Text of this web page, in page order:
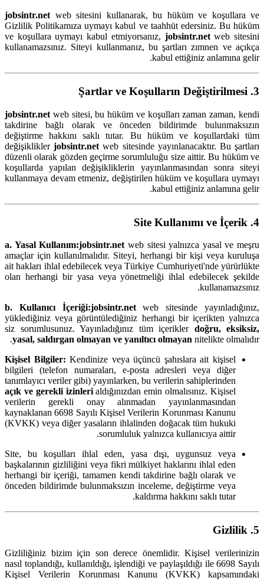
jobsintr.netweb sitesini kullanarak, bu hüküm ve koşullara ve
Gizlilik Politikamıza uymayı kabul ve taahhüt edersiniz. Bu hüküm
ve koşullara uymayı kabul etmiyorsanız, jobsintr.netweb sitesini
kullanamazsınız. Siteyi kullanmanız, bu şartları zımnen ve açıkça
kabul ettiğiniz anlamına gelir.
3. Şartlar ve Koşulların Değiştirilmesi
jobsintr.net web sitesi, bu hüküm ve koşulları zaman zaman, kendi
takdirine bağlı olarak ve önceden bildirimde bulunmaksızın
değiştirme hakkını saklı tutar. Bu hüküm ve koşullardaki tüm
değişikliklerjobsintr.net web sitesinde yayınlanacaktır. Bu şartları
düzenli olarak gözden geçirme sorumluluğu size aittir. Bu hüküm ve
koşullarda yapılan değişikliklerin yayınlanmasından sonra siteyi
kullanmaya devam etmeniz, değiştirilen hüküm ve koşullara uymayı
kabul ettiğiniz anlamına gelir.
4. Site Kullanımı ve İçerik
a. Yasal Kullanım:jobsintr.net web sitesi yalnızca yasal ve meşru
amaçlar için kullanılmalıdır. Siteyi, herhangi bir kişi veya kuruluşa
ait hakları ihlal edebilecek veya Türkiye Cumhuriyeti'nde yürürlükte
olan herhangi bir yasa veya yönetmeliği ihlal edebilecek şekilde
kullanamazsınız.
b. Kullanıcı İçeriği:jobsintr.netweb sitesinde yayınladığınız,
yüklediğiniz veya görüntülediğiniz herhangi bir içerikten yalnızca
siz sorumlusunuz. Yayınladığınız tüm içerikler doğru, eksiksiz,
yasal, saldırgan olmayan ve yanıltıcı olmayan nitelikte olmalıdır.
Kişisel Bilgiler: Kendinize veya üçüncü şahıslara ait kişisel
bilgileri (telefon numaraları, e-posta adresleri veya diğer
tanımlayıcı veriler gibi) yayınlarken, bu verilerin sahiplerinden
açık ve gerekli izinlerialdığınızdan emin olmalısınız. Kişisel
verilerin gerekli onay alınmadan yayınlanmasından
kaynaklanan 6698 Sayılı Kişisel Verilerin Korunması Kanunu
(KVKK) veya diğer yasaların ihlalinden doğacak tüm hukuki
sorumluluk yalnızca kullanıcıya aittir.
Site, bu koşulları ihlal eden, yasa dışı, uygunsuz veya
başkalarının gizliliğini veya fikri mülkiyet haklarını ihlal eden
herhangi bir içeriği, tamamen kendi takdirine bağlı olarak ve
önceden bildirimde bulunmaksızın inceleme, değiştirme veya
kaldırma hakkını saklı tutar.
5. Gizlilik
Gizliliğiniz bizim için son derece önemlidir. Kişisel verilerinizin
nasıl toplandığı, kullanıldığı, işlendiği ve paylaşıldığı ile 6698 Sayılı
Kişisel Verilerin Korunması Kanunu (KVKK) kapsamındaki